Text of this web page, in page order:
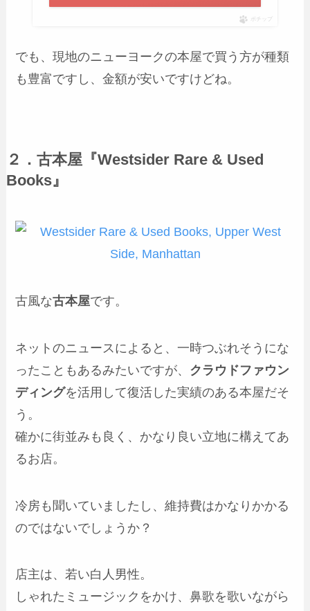
ポチップ
でも、現地のニューヨークの本屋で買う方が種類
も豊富ですし、金額が安いですけどね。
２．古本屋『Westsider Rare & Used
Books』
古風な古本屋です。
ネットのニュースによると、一時つぶれそうにな
ったこともあるみたいですが、 クラウドファウン
ディングを活用して復活した実績のある本屋だそ
う。
確かに街並みも良く、かなり良い立地に構えてあ
るお店。
冷房も聞いていましたし、維持費はかなりかかる
のではないでしょうか？
店主は、若い白人男性。
しゃれたミュージックをかけ、鼻歌を歌いながら